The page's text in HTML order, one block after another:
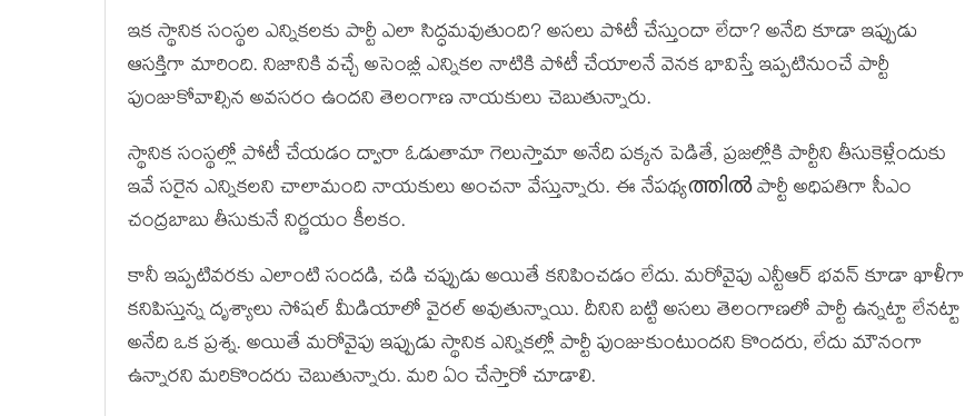
ఇక స్థానిక సంస్థల ఎన్నికలకు పార్టీ ఎలా సిద్ధమవుతుంది? అసలు పోటీ చేస్తుందా లేదా? అనేది కూడా ఇప్పుడు
ఆసక్తిగా మారింది. నిజానికి వచ్చే అసెంబ్లీ ఎన్నికల నాటికి పోటీ చేయాలనే వెనక భావిస్తే ఇప్పటినుంచే పార్టీ
పుంజుకోవాల్సిన అవసరం ఉందని తెలంగాణ నాయకులు చెబుతున్నారు.
స్థానిక సంస్థల్లో పోటీ చేయడం ద్వారా ఓడుతామా గెలుస్తామా అనేది పక్కన పెడితే, ప్రజల్లోకి పార్టీని తీసుకెళ్లేందుకు
ఇవే సరైన ఎన్నికలని చాలామంది నాయకులు అంచనా వేస్తున్నారు. ఈ నేపథ్యത്തിൽ పార్టీ అధిపతిగా సీఎం
చంద్రబాబు తీసుకునే నిర్ణయం కీలకం.
కానీ ఇప్పటివరకు ఎలాంటి సందడి, చడి చప్పుడు అయితే కనిపించడం లేదు. మరోవైపు ఎన్టీఆర్ భవన్ కూడా ఖాళీగా
కనిపిస్తున్న దృశ్యాలు సోషల్ మీడియాలో వైరల్ అవుతున్నాయి. దీనిని బట్టి అసలు తెలంగాణలో పార్టీ ఉన్నట్టా లేనట్టా
అనేది ఒక ప్రశ్న. అయితే మరోవైపు ఇప్పుడు స్థానిక ఎన్నికల్లో పార్టీ పుంజుకుంటుందని కొందరు, లేదు మౌనంగా
ఉన్నారని మరికొందరు చెబుతున్నారు. మరి ఏం చేస్తారో చూడాలి.